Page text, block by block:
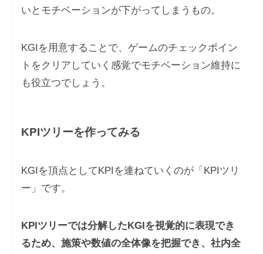
いとモチベーションが下がってしまうもの。
KGIを用意することで、ゲームのチェックポイン
トをクリアしていく感覚でモチベーション維持に
も役立つでしょう。
KPIツリーを作ってみる
KGIを頂点としてKPIを連ねていくのが「KPIツリ
ー」です。
KPIツリーでは分解したKGIを視覚的に表現でき
るため、施策や数値の全体像を把握でき、社内全